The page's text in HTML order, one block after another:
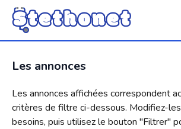
Les annonces
Les annonces affichées correspondent
critères de filtre ci-dessous. Modifiez-
besoins, puis utilisez le bouton "Filtrer"